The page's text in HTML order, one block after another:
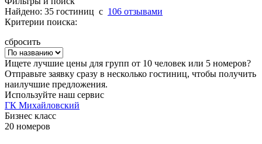
Найдено: 35 гостиниц c 106 отзывами
Критерии поиска:
сбросить
Ищете лучшие цены для групп от 10 человек или 5 номеров?
Отправьте заявку сразу в несколько гостиниц, чтобы получить
наилучшие предложения.
Используйте наш сервис
ГК Михайловский
Бизнес класс
20 номеров